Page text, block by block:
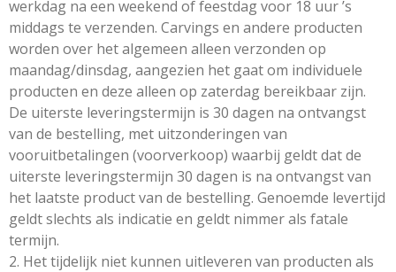
werkdag na een weekend of feestdag voor 18 uur ’s
middags te verzenden. Carvings en andere producten
worden over het algemeen alleen verzonden op
maandag/dinsdag, aangezien het gaat om individuele
producten en deze alleen op zaterdag bereikbaar zijn.
De uiterste leveringstermijn is 30 dagen na ontvangst
van de bestelling, met uitzonderingen van
vooruitbetalingen (voorverkoop) waarbij geldt dat de
uiterste leveringstermijn 30 dagen is na ontvangst van
het laatste product van de bestelling. Genoemde levertijd
geldt slechts als indicatie en geldt nimmer als fatale
termijn.
2. Het tijdelijk niet kunnen uitleveren van producten als